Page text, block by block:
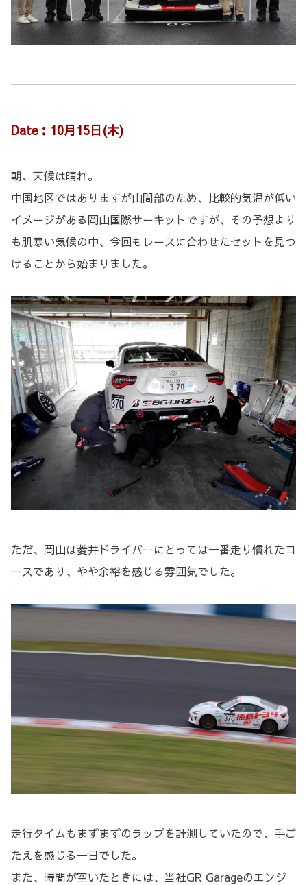
Date：10月15日(木)
朝、天候は晴れ。
中国地区ではありますが山間部のため、比較的気温が低い
イメージがある岡山国際サーキットですが、その予想より
も肌寒い気候の中、今回もレースに合わせたセットを見つ
けることから始まりました。
ただ、岡山は菱井ドライバーにとっては一番走り慣れたコ
ースであり、やや余裕を感じる雰囲気でした。
走行タイムもまずまずのラップを計測していたので、手ご
たえを感じる一日でした。
また、時間が空いたときには、当社GR Garageのエンジ